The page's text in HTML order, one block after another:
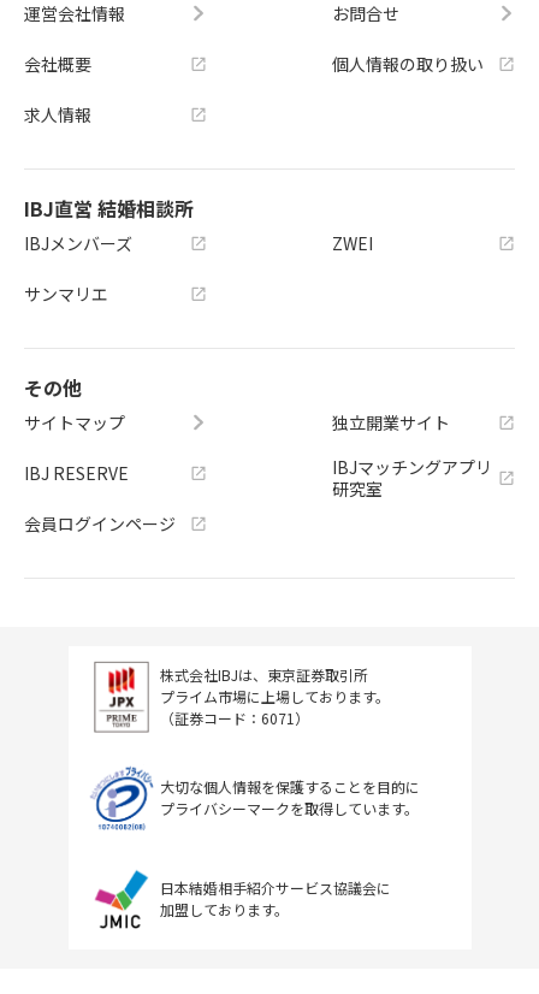
運営会社情報
会社概要
求人情報
お問合せ
個人情報の取り扱い
IBJ直営 結婚相談所
IBJメンバーズ
サンマリエ
ZWEI
その他
サイトマップ
IBJ RESERVE
会員ログインページ
独立開業サイト
IBJマッチングアプリ
研究室
株式会社IBJは、東京証券取引所
プライム市場に上場しております。
（証券コード：6071）
大切な個人情報を保護することを目的に
プライバシーマークを取得しています。
日本結婚相手紹介サービス協議会に
加盟しております。